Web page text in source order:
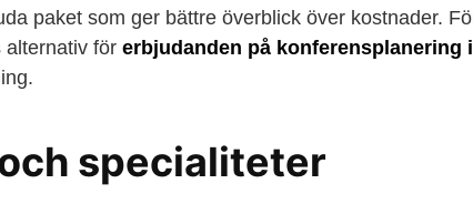
paket som ger bättre överblick över kostnader.
alternativ för erbjudanden på konferensplanering
specialiteter